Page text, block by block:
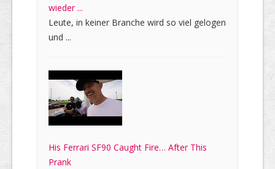
wieder ...
Leute, in keiner Branche wird so viel gelogen
und ...
His Ferrari SF90 Caught Fire… After This
Prank